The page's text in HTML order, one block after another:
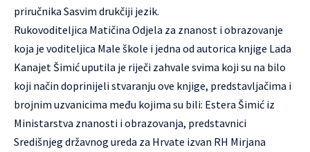
priručnika Sasvim drukčiji jezik.
Rukovoditeljica Matičina Odjela za znanost i obrazovanje
koja je voditeljica Male škole i jedna od autorica knjige Lada
Kanajet Šimić uputila je riječi zahvale svima koji su na bilo
koji način doprinijeli stvaranju ove knjige, predstavljačima i
brojnim uzvanicima među kojima su bili: Estera Šimić iz
Ministarstva znanosti i obrazovanja, predstavnici
Središnjeg državnog ureda za Hrvate izvan RH Mirjana